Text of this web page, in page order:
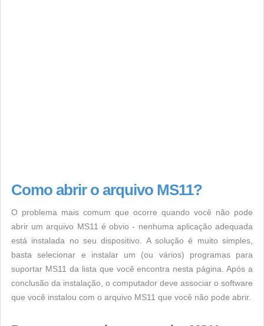
Como abrir o arquivo MS11?
O problema mais comum que ocorre quando você não pode
abrir um arquivo MS11 é obvio - nenhuma aplicação adequada
está instalada no seu dispositivo. A solução é muito simples,
basta selecionar e instalar um (ou vários) programas para
suportar MS11 da lista que você encontra nesta página. Após a
conclusão da instalação, o computador deve associar o software
que você instalou com o arquivo MS11 que você não pode abrir.